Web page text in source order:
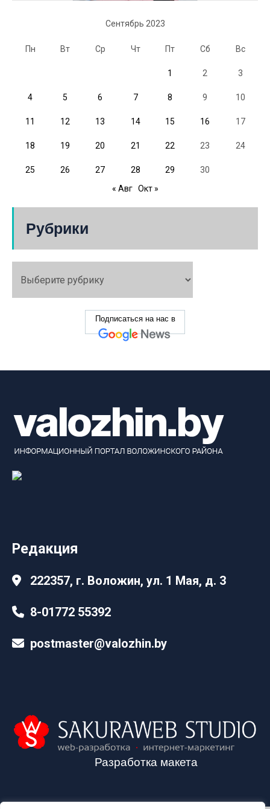
Сентябрь 2023
Пн Вт Ср Чт Пт Сб Вс
1 2 3
4 5 6 7 8 9 10
11 12 13 14 15 16 17
18 19 20 21 22 23 24
25 26 27 28 29
30
« Авг Окт »
Рубрики
Подписаться на нас в
Редакция
222357, г. Воложин, ул. 1 Мая, д. 3
8-01772 55392
postmaster@valozhin.by
Разработка макета